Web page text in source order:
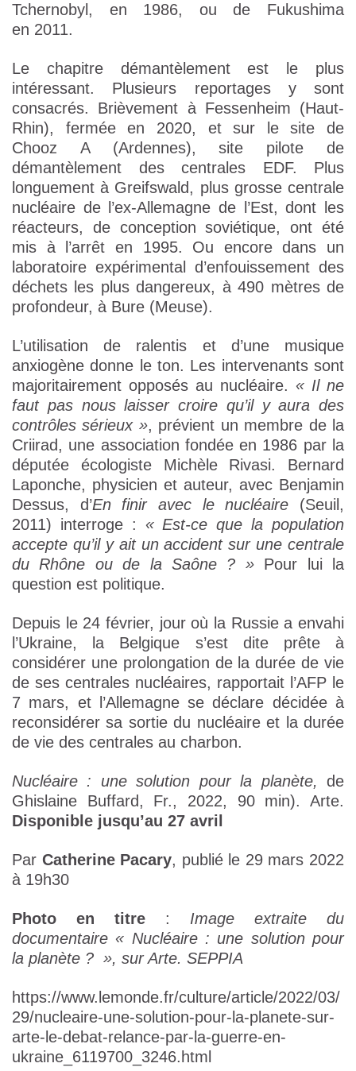
Tchernobyl, en 1986, ou de Fukushima
en 2011.
Le chapitre démantèlement est le plus
intéressant. Plusieurs reportages y sont
consacrés. Brièvement à Fessenheim (Haut-
Rhin), fermée en 2020, et sur le site de
Chooz A (Ardennes), site pilote de
démantèlement des centrales EDF. Plus
longuement à Greifswald, plus grosse centrale
nucléaire de l’ex-Allemagne de l’Est, dont les
réacteurs, de conception soviétique, ont été
mis à l’arrêt en 1995. Ou encore dans un
laboratoire expérimental d’enfouissement des
déchets les plus dangereux, à 490 mètres de
profondeur, à Bure (Meuse).
L’utilisation de ralentis et d’une musique
anxiogène donne le ton. Les intervenants sont
majoritairement opposés au nucléaire. « Il ne
faut pas nous laisser croire qu’il y aura des
contrôles sérieux », prévient un membre de la
Criirad, une association fondée en 1986 par la
députée écologiste Michèle Rivasi. Bernard
Laponche, physicien et auteur, avec Benjamin
Dessus, d’En finir avec le nucléaire (Seuil,
2011) interroge : « Est-ce que la population
accepte qu’il y ait un accident sur une centrale
du Rhône ou de la Saône ? »Pour lui la
question est politique.
Depuis le 24 février, jour où la Russie a envahi
l’Ukraine, la Belgique s’est dite prête à
considérer une prolongation de la durée de vie
de ses centrales nucléaires, rapportait l’AFP le
7 mars, et l’Allemagne se déclare décidée à
reconsidérer sa sortie du nucléaire et la durée
de vie des centrales au charbon.
Nucléaire : une solution pour la planète, de
Ghislaine Buffard, Fr., 2022, 90 min). Arte.
Disponible jusqu’au 27 avril
Par Catherine Pacary, publié le 29 mars 2022
à 19h30
Photo en titre : Image extraite du
documentaire « Nucléaire : une solution pour
la planète ? », sur Arte. SEPPIA
https://www.lemonde.fr/culture/article/2022/03/
29/nucleaire-une-solution-pour-la-planete-sur-
arte-le-debat-relance-par-la-guerre-en-
ukraine_6119700_3246.html